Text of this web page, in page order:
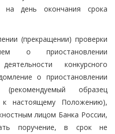
на день окончания срока
(прекращении) проверки
о приостановлении
конкурсного
о приостановлении
образец
настоящему Положению),
лицом Банка России,
поручение, в срок не